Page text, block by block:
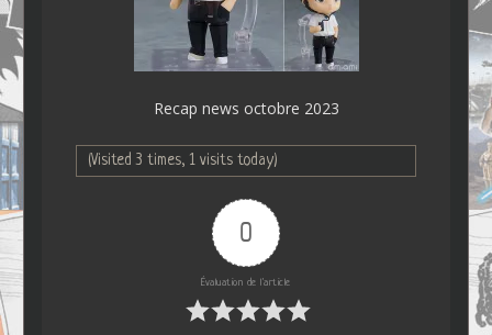
Recap news octobre 2023
(Visited 3 times, 1 visits today)
0
Évaluation de l'article